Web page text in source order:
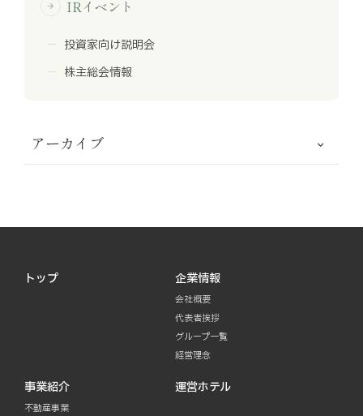
arrow_forward IRイベント
投資家向け説明会
株主総会情報
アーカイブ
トップ 企業情報
会社概要
代表者挨拶
グループ一覧
経営理念
事業紹介
不動産事業
運営ホテル